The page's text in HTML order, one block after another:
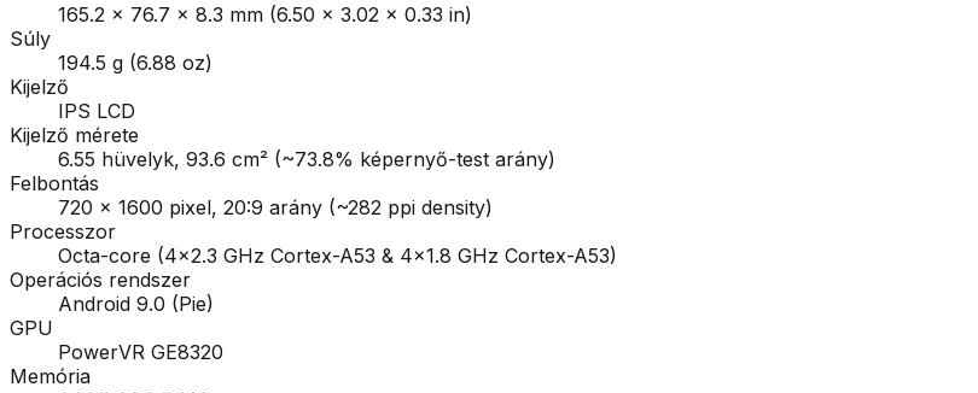
165.2 x 76.7 x 8.3 mm (6.50 x 3.02 x 0.33 in)
Súly
194.5 g (6.88 oz)
Kijelző
IPS LCD
Kijelző mérete
6.55 hüvelyk, 93.6 cm² (~73.8% képernyő-test arány)
Felbontás
720 x 1600 pixel, 20:9 arány (~282 ppi density)
Processzor
Octa-core (4x2.3 GHz Cortex-A53 & 4x1.8 GHz Cortex-A53)
Operációs rendszer
Android 9.0 (Pie)
GPU
PowerVR GE8320
Memória